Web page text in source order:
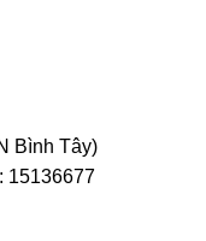
Bình Tây)
15136677